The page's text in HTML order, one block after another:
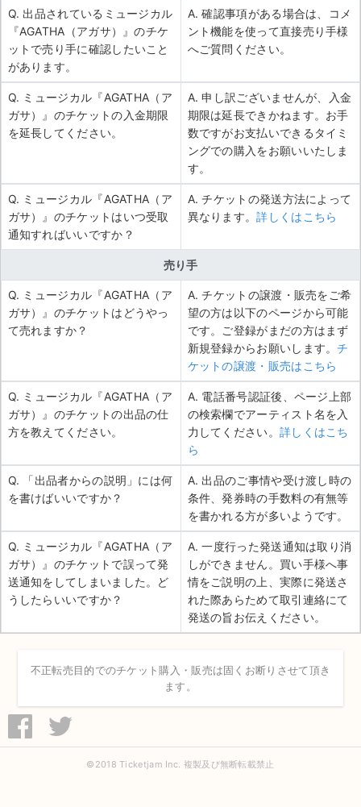
Q. 出品されているミュージカル
『AGATHA（アガサ）』のチケ
ットで売り手に確認したいこと
があります。
A. 確認事項がある場合は、コメ
ント機能を使って直接売り手様
へご質問ください。
Q. ミュージカル『AGATHA（ア
ガサ）』のチケットの入金期限
を延長してください。
A. 申し訳ございませんが、入金
期限は延長できかねます。お手
数ですがお支払いできるタイミ
ングでの購入をお願いいたしま
す。
Q. ミュージカル『AGATHA（ア
ガサ）』のチケットはいつ受取
通知すればいいですか？
A. チケットの発送方法によって
異なります。詳しくはこちら
売り手
Q. ミュージカル『AGATHA（ア
ガサ）』のチケットはどうやっ
て売れますか？
A. チケットの譲渡・販売をご希
望の方は以下のページから可能
です。ご登録がまだの方はまず
新規登録からお願いします。チ
ケットの譲渡・販売はこちら
Q. ミュージカル『AGATHA（ア
ガサ）』のチケットの出品の仕
方を教えてください。
A. 電話番号認証後、ページ上部
の検索欄でアーティスト名を入
力してください。 詳しくはこち
ら
Q. 「出品者からの説明」には何
を書けばいいですか？
A. 出品のご事情や受け渡し時の
条件、発券時の手数料の有無等
を書かれる方が多いようです。
Q. ミュージカル『AGATHA（ア
ガサ）』のチケットで誤って発
送通知をしてしまいました。ど
うしたらいいですか？
A. 一度行った発送通知は取り消
しができません。買い手様へ事
情をご説明の上、実際に発送さ
れた際あらためて取引連絡にて
発送の旨お伝えください。
不正転売目的でのチケット購入・販売は固くお断りさせて頂き
ます。
©2018 Ticketjam Inc. 複製及び無断転載禁止